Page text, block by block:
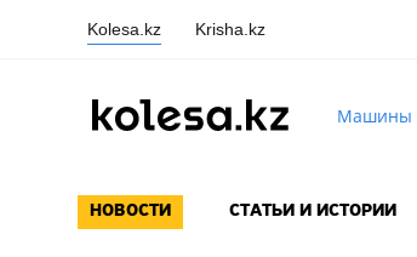
Kolesa.kz Krisha.kz
Машины
НОВОСТИ СТАТЬИ И ИСТОРИИ